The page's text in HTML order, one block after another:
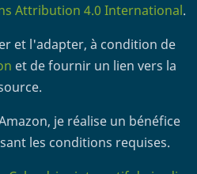
Attribution 4.0 International.
et l'adapter, à condition de
et de fournir un lien vers la
je réalise un bénéfice
les conditions requises.